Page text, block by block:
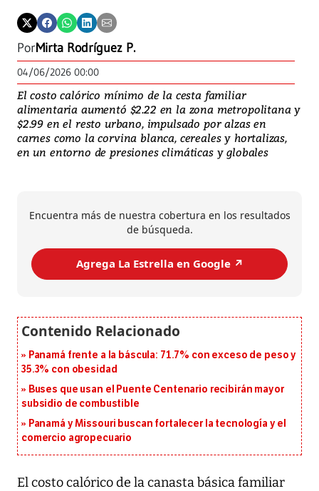
PorMirta Rodríguez P.
04/06/2026 00:00
El costo calórico mínimo de la cesta familiar
alimentaria aumentó $2.22 en la zona metropolitana y
$2.99 en el resto urbano, impulsado por alzas en
carnes como la corvina blanca, cereales y hortalizas,
en un entorno de presiones climáticas y globales
Encuentra más de nuestra cobertura en los resultados
de búsqueda.
Agrega La Estrella en Google ↗️
Panamá frente a la báscula: 71.7% con exceso de peso y
35.3% con obesidad
Buses que usan el Puente Centenario recibirán mayor
subsidio de combustible
Panamá y Missouri buscan fortalecer la tecnología y el
comercio agropecuario
El costo calórico de la canasta básica familiar